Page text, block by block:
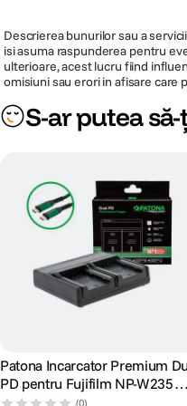
Model Compatibil
Descrierea bunurilor sau a
isi asuma raspunderea pentru
ulterioare, acest lucru fiind
omisiuni sau erori in afisare care
S-ar putea
Patona Incarcator Premium
PD pentru Fujifilm NP-W235
Intrare/iesire USB-C
(0)